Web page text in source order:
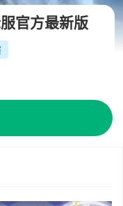
官方最新版